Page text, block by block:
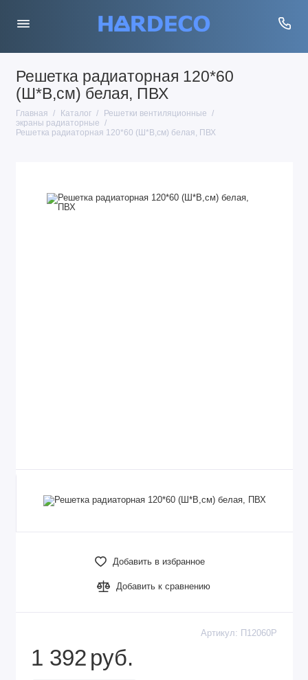
Решетка радиаторная 120*60
(Ш*В,см) белая, ПВХ
Главная Каталог
Решетки вентиляционные
экраны радиаторные
Решетка радиаторная 120*60 (Ш*В,см) белая, ПВХ
Добавить в избранное
Добавить к сравнению
Артикул: П12060Р
1 392 руб.